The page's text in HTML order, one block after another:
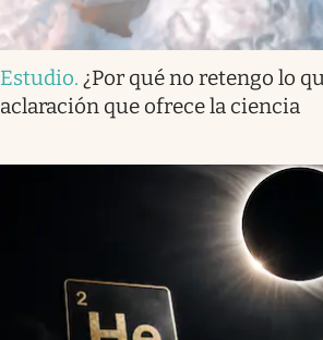
Estudio. ¿Por qué no retengo lo
aclaración que ofrece la ciencia